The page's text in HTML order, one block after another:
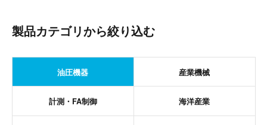
製品カテゴリから絞り込む
油圧機器 産業機械
計測・FA制御 海洋産業